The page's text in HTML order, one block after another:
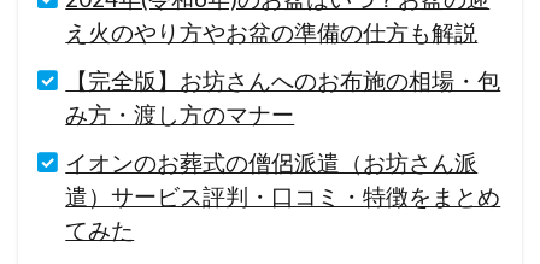
え火のやり方やお盆の準備の仕方も解説
【完全版】お坊さんへのお布施の相場・包
み方・渡し方のマナー
イオンのお葬式の僧侶派遣（お坊さん派
遣）サービス評判・口コミ・特徴をまとめ
てみた